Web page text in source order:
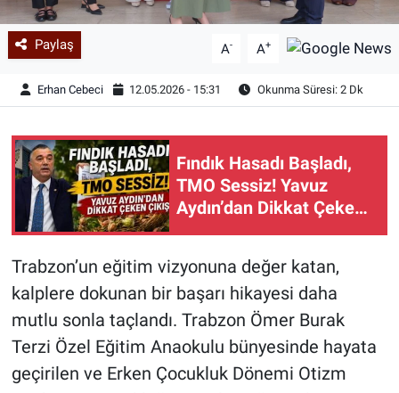
Paylaş A- A+
Erhan Cebeci 12.05.2026 - 15:31 Okunma Süresi: 2 Dk
Fındık Hasadı Başladı,
TMO Sessiz! Yavuz
Aydın’dan Dikkat Çeken
Trabzon’un eğitim vizyonuna değer katan,
kalplere dokunan bir başarı hikayesi daha
mutlu sonla taçlandı. Trabzon Ömer Burak
Terzi Özel Eğitim Anaokulu bünyesinde hayata
geçirilen ve Erken Çocukluk Dönemi Otizm